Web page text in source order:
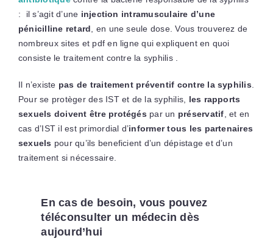
: il s’agit d’une injection intramusculaire d’une
pénicilline retard , en une seule dose. Vous trouverez de
nombreux sites et pdf en ligne qui expliquent en quoi
consiste le traitement contre la syphilis .
Il n’existe pas de traitement préventif contre la syphilis
Pour se protèger des IST et de la syphilis, les rapports
sexuels doivent être protégés par un préservatif , et en
cas d’IST il est primordial d’informer tous les partenaires
sexuels pour qu’ils beneficient d’un dépistage et d’un
traitement si nécessaire.
En cas de besoin, vous pouvez
téléconsulter un médecin dès
aujourd’hui